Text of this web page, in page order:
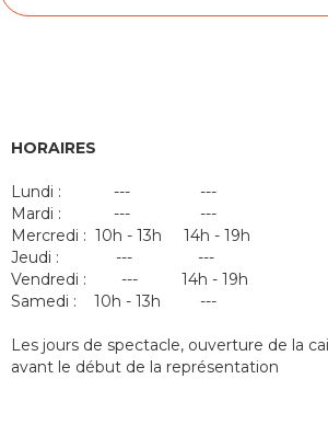
HORAIRES
Lundi : --- ---
Mardi : --- ---
Mercredi : 10h - 13h 14h - 19h
Jeudi : --- ---
Vendredi : --- 14h - 19h
Samedi : 10h - 13h ---
Les jours de spectacle, ouverture de la
avant le début de la représentation